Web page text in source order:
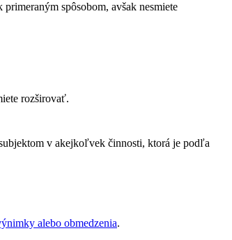
spôsobom, avšak nesmiete
rozširovať.
v akejkoľvek činnosti, ktorá je podľa
alebo obmedzenia.